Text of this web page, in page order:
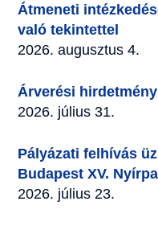
Átmeneti
való tekintettel
2026. augusztus 4.
Árverési hirdetmény
2026. július 31.
Pályázati felhívás
Budapest XV.
2026. július 23.